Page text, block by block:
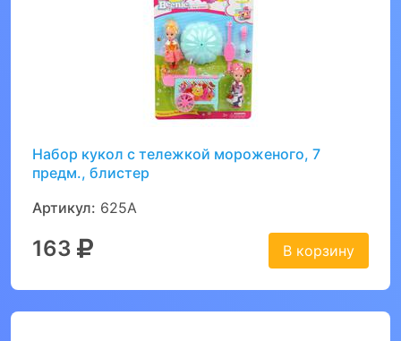
Набор кукол с тележкой мороженого, 7
предм., блистер
Артикул: 625A
163 В корзину